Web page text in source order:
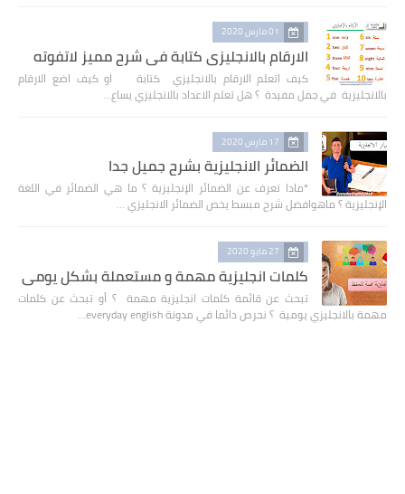
01 مارس 2020
الارقام بالانجليزي كتابة في شرح مميز لاتفوته
كيف اتعلم الارقام بالانجليزي كتابة او كيف اضع الارقام
بالانجليزية في جمل مفيدة ؟ هل تعلم الاعداد بالانجليزي يساع…
17 مارس 2020
الضمائر الانجليزية بشرح جميل جدا
*مادا تعرف عن الضمائر الإنجليزية ؟ ما هي الضمائر في اللغة
الإنجليزية ؟ ماهوافضل شرح مبسط يخص الضمائر الانجليزي …
27 مايو 2020
كلمات انجليزية مهمة و مستعملة بشكل يومي
تبحث عن قائمة كلمات انجليزية مهمة ؟ أو تبحث عن كلمات
مهمة بالانجليزي يومية ؟ نحرص دائما في مدونة everyday english…